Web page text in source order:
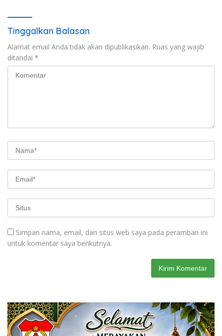
Tinggalkan Balasan
Alamat email Anda tidak akan dipublikasikan. Ruas yang wajib
ditandai *
Simpan nama, email, dan situs web saya pada peramban ini
untuk komentar saya berikutnya.